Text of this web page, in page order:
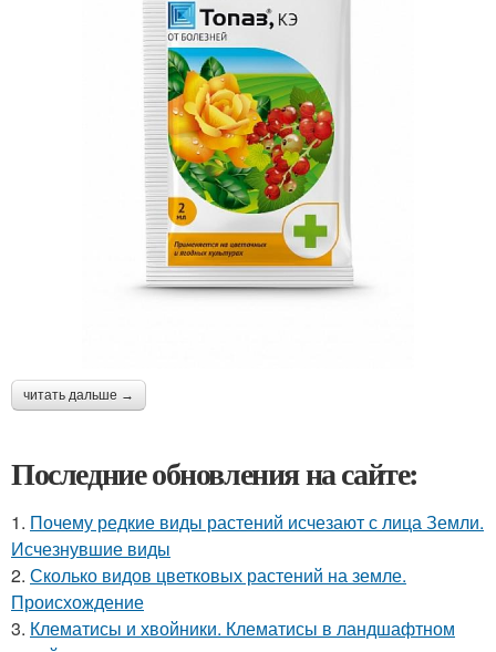
читать дальше →
Последние обновления на сайте:
1. Почему редкие виды растений исчезают с лица Земли.
Исчезнувшие виды
2. Сколько видов цветковых растений на земле.
Происхождение
3. Клематисы и хвойники. Клематисы в ландшафтном